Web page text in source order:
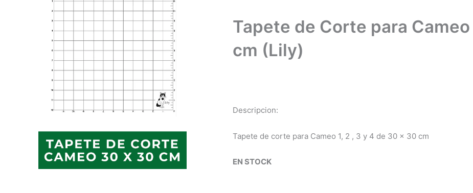
Tapete de Corte para
cm (Lily)
Descripcion:
Tapete de corte para Cameo 1, 2 , 3 y 4 de 30 x 30 cm
EN STOCK